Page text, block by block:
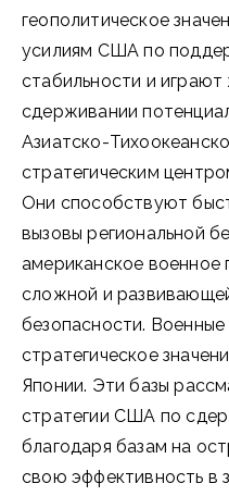
геополитическое
усилиям США по
стабильности и
сдерживании
Азиатско-
стратегическим
Они способствуют
вызовы региональной
американское военное
сложной и
безопасности.
стратегическое
Японии. Эти базы
стратегии США по
благодаря базам на
свою эффективность в